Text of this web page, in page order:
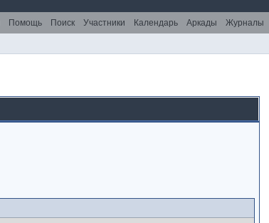
Помощь Поиск Участники Календарь Аркады Журналы